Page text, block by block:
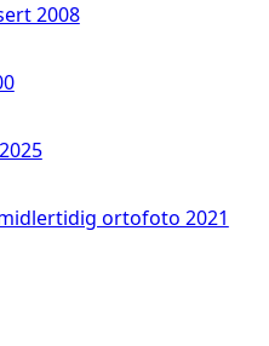
2008
ortofoto 2021